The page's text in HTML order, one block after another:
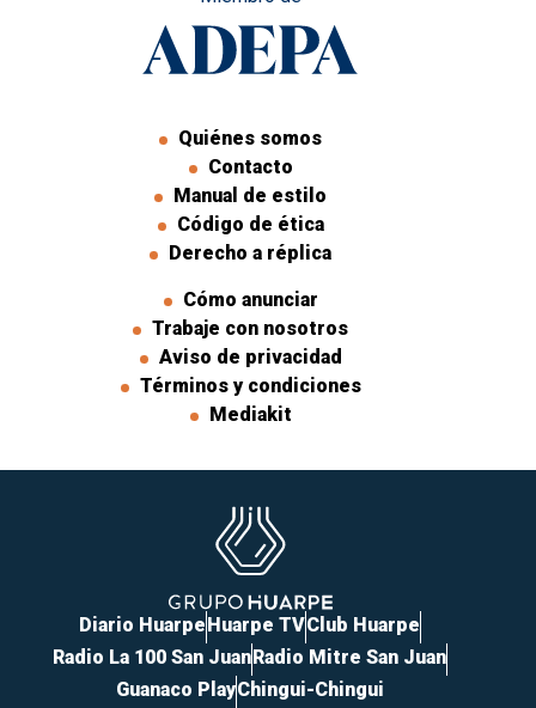
Quiénes somos
Contacto
Manual de estilo
Código de ética
Derecho a réplica
Cómo anunciar
Trabaje con nosotros
Aviso de privacidad
Términos y condiciones
Mediakit
Diario HuarpeHuarpe TVClub Huarpe
Radio La 100 San JuanRadio Mitre San Juan
Guanaco PlayChingui-Chingui